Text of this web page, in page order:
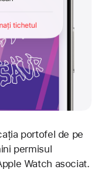
portofel de pe
permisul
Watch asociat.